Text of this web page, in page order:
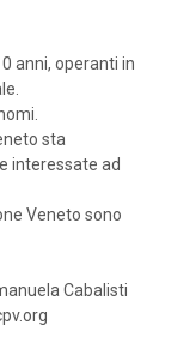
anni, operanti in
sta
interessate ad
Veneto sono
Cabalisti